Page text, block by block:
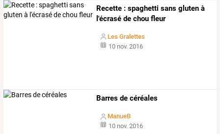
Recette : spaghetti sans gluten à
l'écrasé de chou fleur
Les Gralettes
10 nov. 2016
Barres de céréales
ManueB
10 nov. 2016